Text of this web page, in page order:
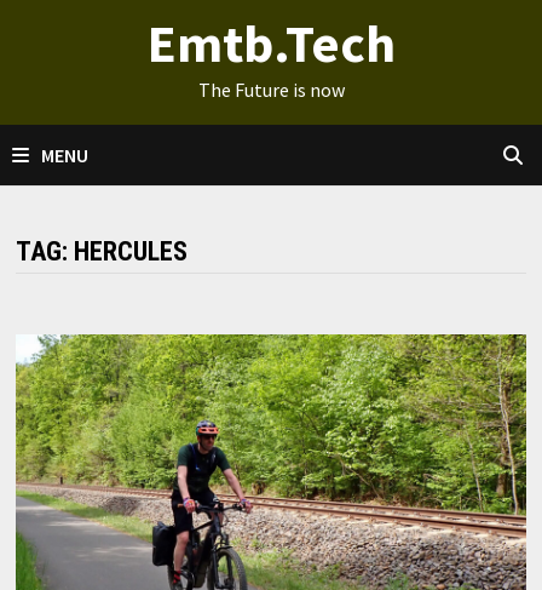
Emtb.Tech
The Future is now
MENU
TAG: HERCULES